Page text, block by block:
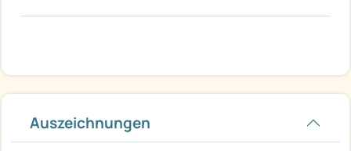
Auszeichnungen